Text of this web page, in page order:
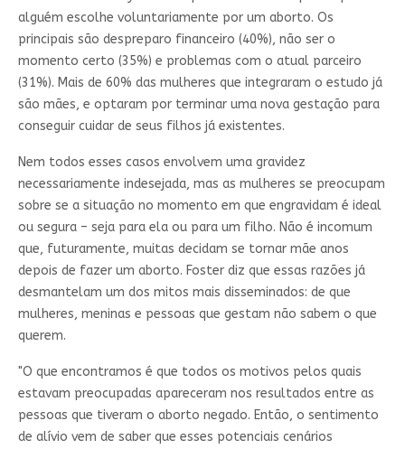
alguém escolhe voluntariamente por um aborto. Os
principais são despreparo financeiro (40%), não ser o
momento certo (35%) e problemas com o atual parceiro
(31%). Mais de 60% das mulheres que integraram o estudo já
são mães, e optaram por terminar uma nova gestação para
conseguir cuidar de seus filhos já existentes.
Nem todos esses casos envolvem uma gravidez
necessariamente indesejada, mas as mulheres se preocupam
sobre se a situação no momento em que engravidam é ideal
ou segura – seja para ela ou para um filho. Não é incomum
que, futuramente, muitas decidam se tornar mãe anos
depois de fazer um aborto. Foster diz que essas razões já
desmantelam um dos mitos mais disseminados: de que
mulheres, meninas e pessoas que gestam não sabem o que
querem.
"O que encontramos é que todos os motivos pelos quais
estavam preocupadas apareceram nos resultados entre as
pessoas que tiveram o aborto negado. Então, o sentimento
de alívio vem de saber que esses potenciais cenários